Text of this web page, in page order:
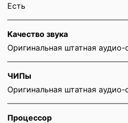
Есть
Качество звука
Оригинальная штатная аудио-
ЧИПы
Оригинальная штатная аудио-
Процессор